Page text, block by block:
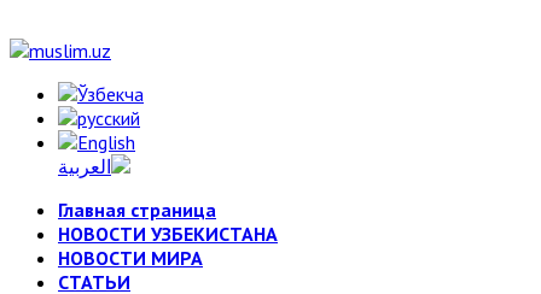
Главная страница
НОВОСТИ УЗБЕКИСТАНА
НОВОСТИ МИРА
СТАТЬИ